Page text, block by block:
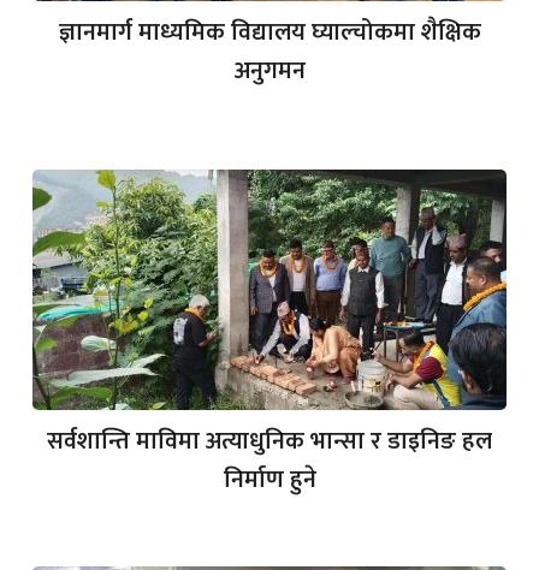
ज्ञानमार्ग माध्यमिक विद्यालय घ्याल्चोकमा शैक्षिक
अनुगमन
सर्वशान्ति माविमा अत्याधुनिक भान्सा र डाइनिङ हल
निर्माण हुने